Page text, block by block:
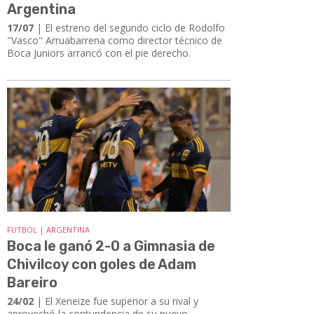
Argentina
17/07 | El estreno del segundo ciclo de Rodolfo
"Vasco" Arruabarrena como director técnico de
Boca Juniors arrancó con el pie derecho.
FUTBOL | ARGENTINA
Boca le ganó 2-0 a Gimnasia de
Chivilcoy con goles de Adam
Bareiro
24/02 | El Xeneize fue superior a su rival y